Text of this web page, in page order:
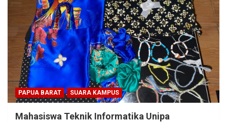
PAPUA BARAT SUARA KAMPUS
Mahasiswa Teknik Informatika Unipa